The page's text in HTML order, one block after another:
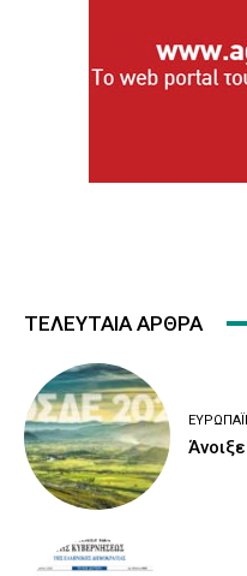
ΤΕΛΕΥΤΑΙΑ ΑΡΘΡΑ